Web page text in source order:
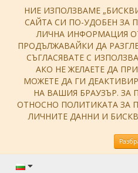
НИЕ ИЗПОЛЗВАМЕ
САЙТА СИ ПО-УДОБЕН ЗА
ЛИЧНА ИНФОРМАЦИЯ
ПРОДЪЛЖАВАЙКИ ДА
СЪГЛАСЯВАТЕ С
АКО НЕ ЖЕЛАЕТЕ ДА
МОЖЕТЕ ДА ГИ
НА ВАШИЯ БРАУЗЪР.
ОТНОСНО ПОЛИТИКАТА ЗА
ЛИЧНИТЕ ДАННИ И